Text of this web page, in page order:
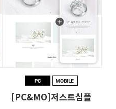
[PC&MO]저스트심플